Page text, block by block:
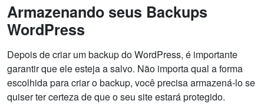
Armazenando seus Backups
WordPress
Depois de criar um backup do WordPress, é importante
garantir que ele esteja a salvo. Não importa qual a forma
escolhida para criar o backup, você precisa armazená-lo se
quiser ter certeza de que o seu site estará protegido.